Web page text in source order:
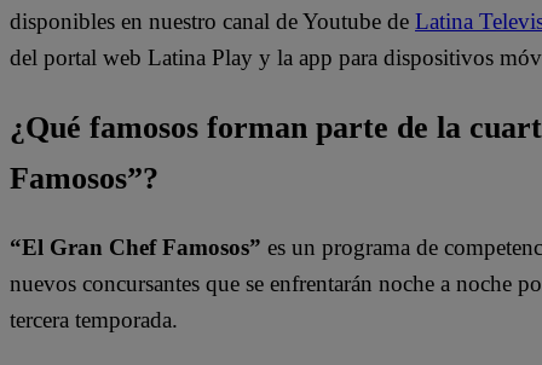
disponibles en nuestro canal de Youtube de Latina
del portal web Latina Play y la app para dispositivos
¿Qué famosos forman parte de la
Famosos”?
“El Gran Chef Famosos” es un programa de
nuevos concursantes que se enfrentarán noche a noche
tercera temporada.